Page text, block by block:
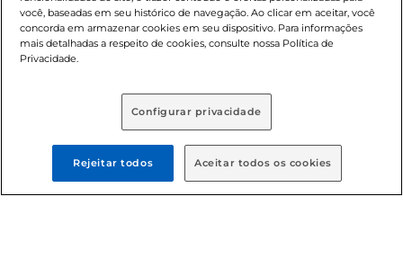
Adolescente). Preços e condições exclusivos para o
www.bretas.com.br, podendo sofrer alterações sem aviso
prévio. O valor mínimo para as compras on-line é de R$
80,00.
© 2025 Copyright. Todos os direitos
reservados Bretas.
você, baseadas em seu histórico de navegação. Ao clicar em aceitar, você
concorda em armazenar cookies em seu dispositivo. Para informações
mais detalhadas a respeito de cookies, consulte nossa Política de
Privacidade.
Configurar privacidade
Rejeitar todos Aceitar todos os cookies